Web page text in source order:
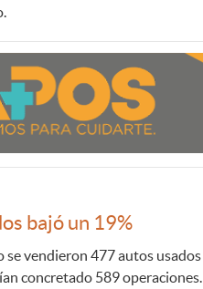
bajó un 19%
se vendieron 477 autos
concretado 589